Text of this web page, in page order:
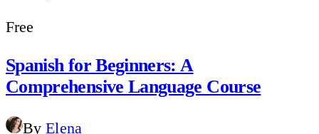
Free
Spanish for Beginners: A
Comprehensive Language Course
By Elena